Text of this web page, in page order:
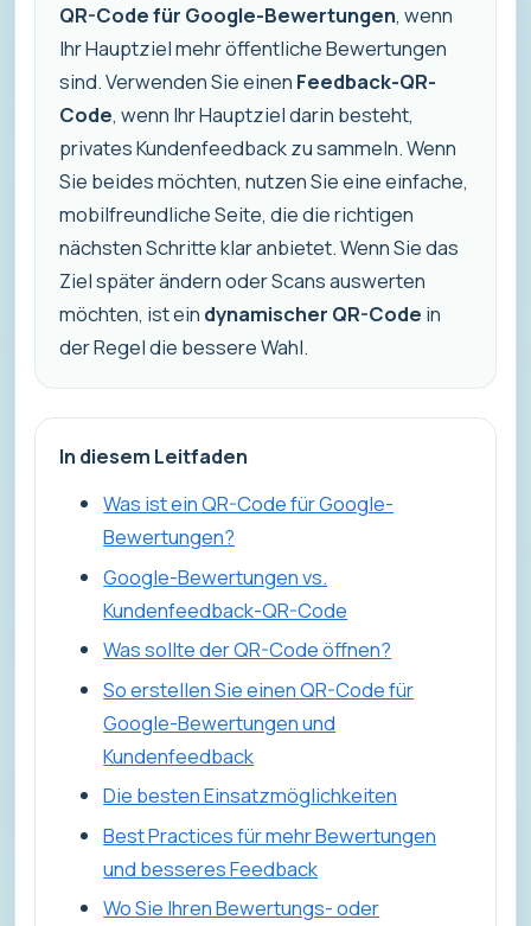
QR-Code für Google-Bewertungen, wenn
Ihr Hauptziel mehr öffentliche Bewertungen
sind. Verwenden Sie einen Feedback-QR-
Code, wenn Ihr Hauptziel darin besteht,
privates Kundenfeedback zu sammeln. Wenn
Sie beides möchten, nutzen Sie eine einfache,
mobilfreundliche Seite, die die richtigen
nächsten Schritte klar anbietet. Wenn Sie das
Ziel später ändern oder Scans auswerten
möchten, ist ein dynamischer QR-Code in
der Regel die bessere Wahl.
In diesem Leitfaden
Was ist ein QR-Code für Google-
Bewertungen?
Google-Bewertungen vs.
Kundenfeedback-QR-Code
Was sollte der QR-Code öffnen?
So erstellen Sie einen QR-Code für
Google-Bewertungen und
Kundenfeedback
Die besten Einsatzmöglichkeiten
Best Practices für mehr Bewertungen
und besseres Feedback
Wo Sie Ihren Bewertungs- oder